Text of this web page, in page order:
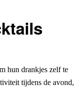
hun drankjes zelf te
tijdens de avond,